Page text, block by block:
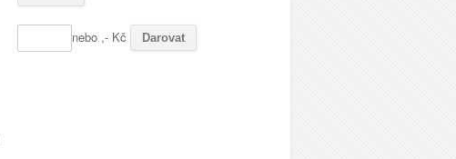
nebo ,- Kč